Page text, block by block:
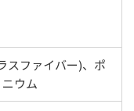
スファイバー)、ポ
ウム